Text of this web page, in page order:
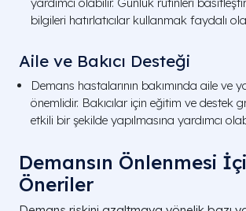
bilgileri hatırlatıcılar kullanmak faydalı
Aile ve Bakıcı Desteği
Demans hastalarının bakımında aile ve
önemlidir. Bakıcılar için eğitim ve destek
etkili bir şekilde yapılmasına yardımcı
Demansın Önlenmesi
Öneriler